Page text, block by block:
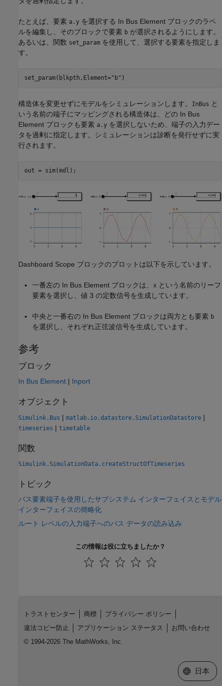
たとえば、要素 a.y を選択する In Bus Element ブロックのラベ
ルを編集し、そのブロックで要素 b が選択されるようにします。
あるいは、関数 set_param を使用して、選択する要素を指定しま
す。
set_param(blkpth,Element="b" )
構造体を変更せずにモデルをシミュレーションします。 InBus と
いう名前の端子にマッピングされる構造体は、どの In Bus
Element ブロックも要素 a.y を選択しないため、端子の入力デー
タを過剰に指定します。シミュレーションは診断を発行せずに実
行されます。
out = sim(mdl);
Dashboard Scope ブロックのプロットは以下を示しています。
一番左の In Bus Element ブロックは、 x という名前のリーフ
要素を選択し、値 3 の定数信号を生成しています。
中央と一番右の In Bus Element ブロックは両方とも要素 b
を選択し、それぞれ正弦波信号を生成しています。
参考
ブロック
In Bus Element | Inport
オブジェクト
Simulink.Bus | matlab.io.datastore.SimulationDatastore |
timeseries | timetable
関数
Simulink.SimulationData.createStructOfTimeseries
トピック
バス要素端子を使用したサブシステム インターフェイスとモデル
インターフェイスの簡略化
ルート レベルの入力端子へのバス データの読み込み
この情報は役に立ちましたか？
トラストセンター 商標
プライバシー ポリシー
違法コピー防止
アプリケーション ステータス
お問い合わせ
© 1994-2026 The MathWorks, Inc.
Web サイ
日本